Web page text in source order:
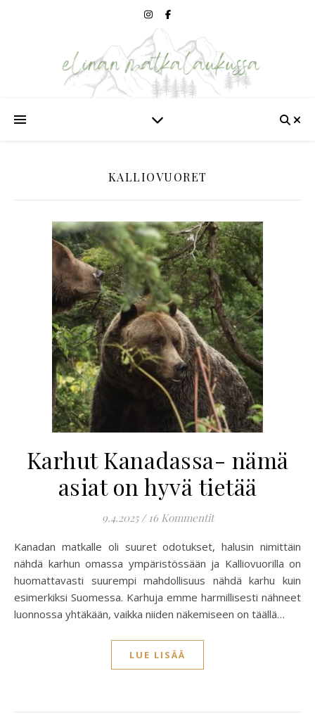
KALLIOVUORET
Karhut Kanadassa- nämä
asiat on hyvä tietää
9.4.2025 / 16 Kommentit
Kanadan matkalle oli suuret odotukset, halusin nimittäin
nähdä karhun omassa ympäristössään ja Kalliovuorilla on
huomattavasti suurempi mahdollisuus nähdä karhu kuin
esimerkiksi Suomessa. Karhuja emme harmillisesti nähneet
luonnossa yhtäkään, vaikka niiden näkemiseen on täällä…
LUE LISÄÄ